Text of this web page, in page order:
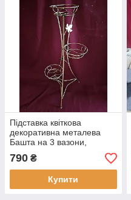
Підставка квіткова
декоративна металева
Башта на 3 вазони,
Хатинка кована чорна 101
см
790 ₴
Купити